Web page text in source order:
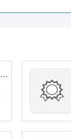
Terahertz-Lichtquellenchip, Lichtquellenvorrichtung, Lichtquellenanordnung und ihr Herstellungsverfahren